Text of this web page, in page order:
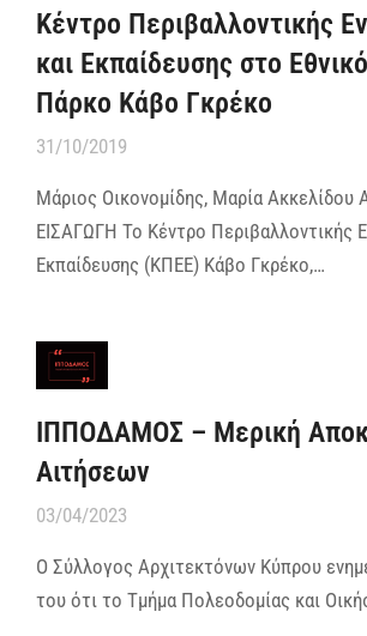
Κέντρο Περιβαλλοντικής
και Εκπαίδευσης στο
Πάρκο Κάβο Γκρέκο
31/10/2019
Μάριος Οικονομίδης, Μαρία Ακκελίδου
ΕΙΣΑΓΩΓΗ Το Κέντρο Περιβαλλοντικής
Εκπαίδευσης (ΚΠΕΕ) Κάβο Γκρέκο,…
ΙΠΠΟΔΑΜΟΣ – Μερική
Aιτήσεων
03/04/2023
Ο Σύλλογος Αρχιτεκτόνων Κύπρου
του ότι το Τμήμα Πολεοδομίας και